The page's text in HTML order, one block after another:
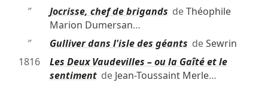
″
Jocrisse, chef de brigands deThéophile
Marion Dumersan…
″
Gulliver dans l'isle des géants deSewrin
1816
Les Deux Vaudevilles – ou la Gaîté et le
sentimentde Jean-Toussaint Merle…